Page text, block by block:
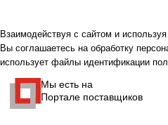
Взаимодействуя с сайтом и
Вы соглашаетесь на обработку
использует файлы идентификации
Мы есть на
Портале поставщиков